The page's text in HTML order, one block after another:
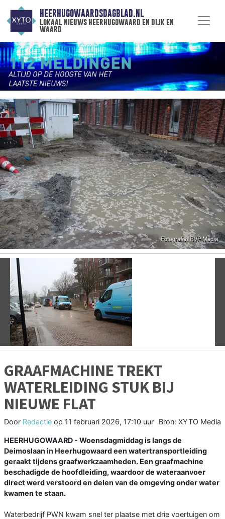
HEERHUGOWAARDSDAGBLAD.NL
lokaal nieuws heerhugowaard en dijk en
waard
Vorige
GRAAFMACHINE TREKT
WATERLEIDING STUK BIJ
NIEUWE FLAT
Door Redactie op 11 februari 2026, 17:10 uur Bron: XYTO Media
HEERHUGOWAARD - Woensdagmiddag is langs de
Deimoslaan in Heerhugowaard een watertransportleiding
geraakt tijdens graafwerkzaamheden. Een graafmachine
beschadigde de hoofdleiding, waardoor de wateraanvoer
direct werd verstoord en delen van de omgeving onder water
kwamen te staan.
Waterbedrijf PWN kwam snel ter plaatse met drie voertuigen om